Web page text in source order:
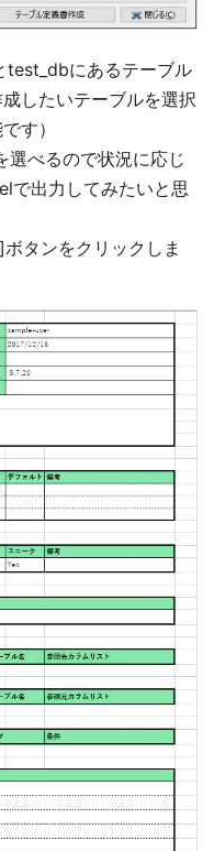
にあるテーブル
したいテーブルを選択
す）
選べるので状況に応じ
で出力してみたいと思
タンをクリックしま